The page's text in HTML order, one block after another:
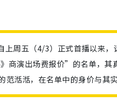
上周五（4/3）正式首播以来
商演出场费报价”的名单，其
范湉湉，在名单中的身价与其